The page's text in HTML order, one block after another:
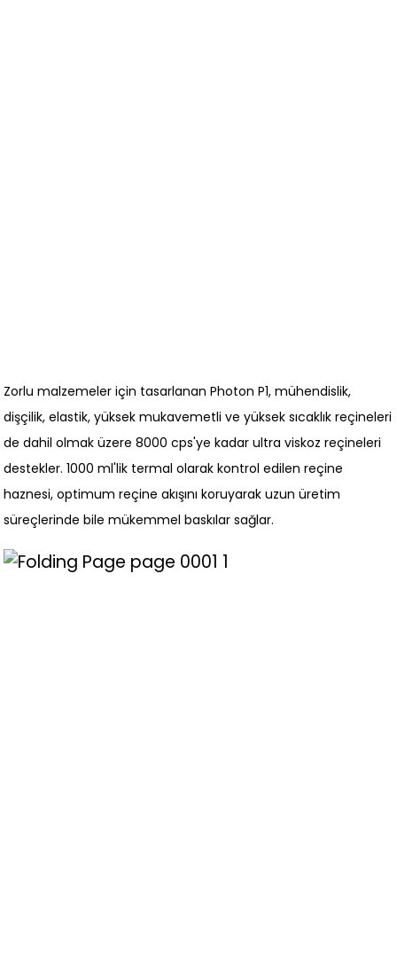
Zorlu malzemeler için tasarlanan Photon P1, mühendislik,
dişçilik, elastik, yüksek mukavemetli ve yüksek sıcaklık reçineleri
de dahil olmak üzere 8000 cps'ye kadar ultra viskoz reçineleri
destekler. 1000 ml'lik termal olarak kontrol edilen reçine
haznesi, optimum reçine akışını koruyarak uzun üretim
süreçlerinde bile mükemmel baskılar sağlar.